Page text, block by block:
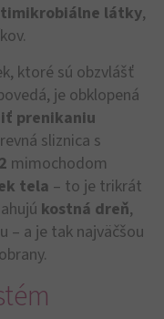
látky,
ktoré sú obzvlášť
je obklopená
prenikaniu
sliznica s
mimochodom
tela – to je trikrát
kostná dreň,
– a je tak najväčšou